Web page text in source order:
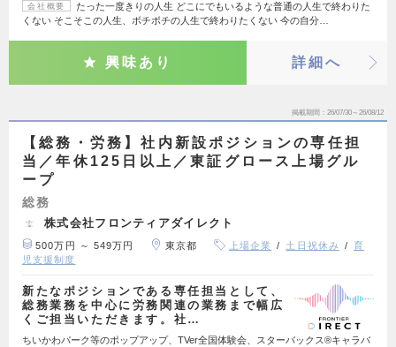
会社概要
たった一度きりの人生 どこにでもいるような普通の人生で終わりた
くない そこそこの人生、ボチボチの人生で終わりたくない 今の自分…
興味あり 詳細へ
掲載期間 26/07/30～26/08/12
【総務・労務】社内新設ポジションの専任担
当／年休125日以上／東証グロース上場グル
ープ
総務
株式会社フロンティアダイレクト
500万円 ～ 549万円 東京都 上場企業 土日祝休み
育
児支援制度
新たなポジションである専任担当として、
総務業務を中心に労務関連の業務まで幅広
くご担当いただきます。社…
ちいかわパーク等のポップアップ、TVer全国体験会、スターバックス®キャラバ